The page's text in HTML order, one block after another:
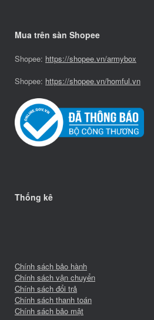
Mua trên sàn Shopee
Shopee: https://shopee.vn/armybox
Shopee: https://shopee.vn/homful.vn
Thống kê
Chính sách bảo hành
Chính sách vận chuyển
Chính sách đổi trả
Chính sách thanh toán
Chính sách bảo mật